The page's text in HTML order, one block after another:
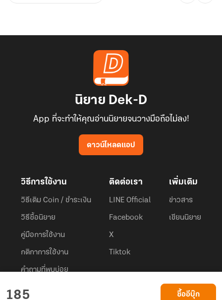
185 ซื้ออีบุ๊ก
นิยาย Dek-D
App ที่จะทำให้คุณอ่านนิยายจนวางมือถือไม่ลง!
ดาวน์โหลดแอป
วิธีการใช้งาน
วิธีเติม Coin / ชำระเงิน
วิธีซื้อนิยาย
คู่มือการใช้งาน
กติกาการใช้งาน
คำถามที่พบบ่อย
ติดต่อเรา
LINE Official
Facebook
X
Tiktok
เพิ่มเติม
ข่าวสาร
เขียนนิยาย
Dek-D.com ใช้คุกกี้เพื่อพัฒนาประสบการณ์ของ ผู้ใช้ให้ดียิ่งขึ้น
ยอมรับ